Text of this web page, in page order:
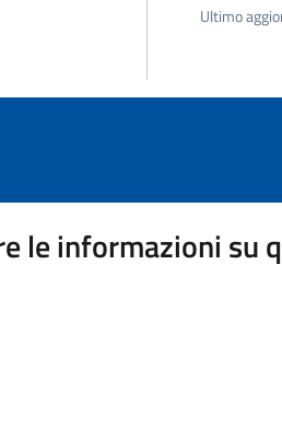
Ultimo
le informazioni su